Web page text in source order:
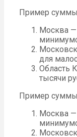
Пример суммы
Москва
для
Область
тысячи
Пример суммы
Москва